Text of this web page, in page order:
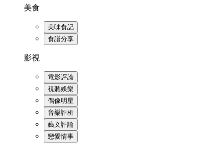
美食
美味食記
食譜分享
影視
電影評論
視聽娛樂
偶像明星
音樂評析
藝文評論
戀愛情事